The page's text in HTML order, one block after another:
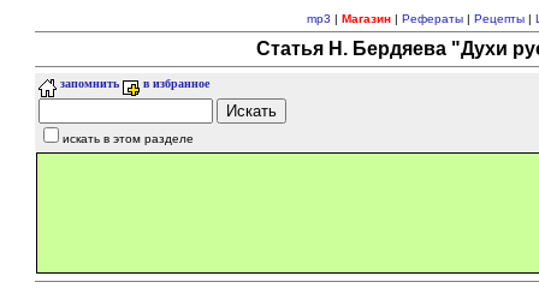
mp3 | Магазин| Рефераты| Рецепты|
Статья Н. Бердяева "Духи
запомнить в избранное
искать в этом разделе